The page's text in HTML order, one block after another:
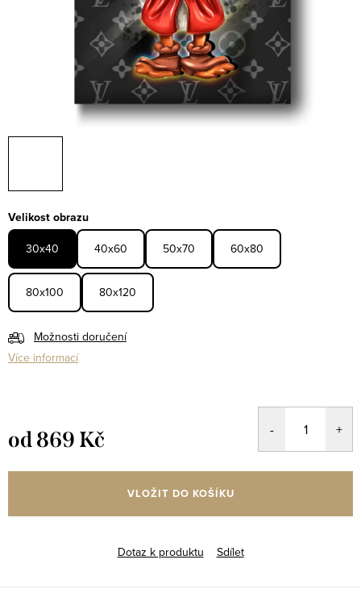
Velikost obrazu
30x40 40x60 50x70 60x80
80x100 80x120
Možnosti doručení
Více informací
od869 Kč
VLOŽIT DO KOŠÍKU
Dotaz k produktu Sdílet